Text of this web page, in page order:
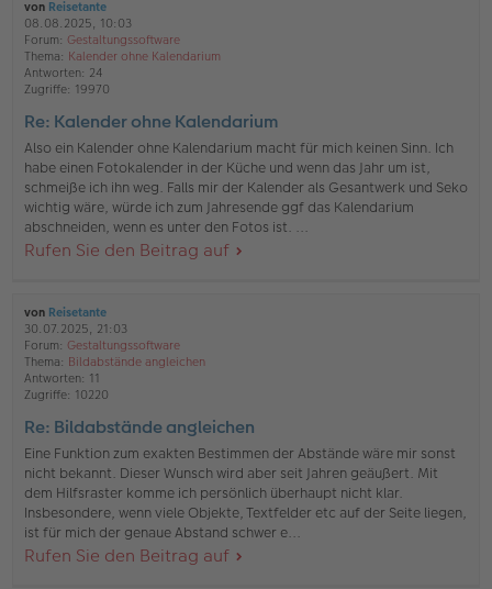
von Reisetante
08.08.2025, 10:03
Forum: Gestaltungssoftware
Thema: Kalender ohne Kalendarium
Antworten: 24
Zugriffe: 19970
Re: Kalender ohne Kalendarium
Also ein Kalender ohne Kalendarium macht für mich keinen Sinn. Ich
habe einen Fotokalender in der Küche und wenn das Jahr um ist,
schmeiße ich ihn weg. Falls mir der Kalender als Gesantwerk und Seko
wichtig wäre, würde ich zum Jahresende ggf das Kalendarium
abschneiden, wenn es unter den Fotos ist. ...
Rufen Sie den Beitrag auf
von Reisetante
30.07.2025, 21:03
Forum: Gestaltungssoftware
Thema: Bildabstände angleichen
Antworten: 11
Zugriffe: 10220
Re: Bildabstände angleichen
Eine Funktion zum exakten Bestimmen der Abstände wäre mir sonst
nicht bekannt. Dieser Wunsch wird aber seit Jahren geäußert. Mit
dem Hilfsraster komme ich persönlich überhaupt nicht klar.
Insbesondere, wenn viele Objekte, Textfelder etc auf der Seite liegen,
ist für mich der genaue Abstand schwer e...
Rufen Sie den Beitrag auf